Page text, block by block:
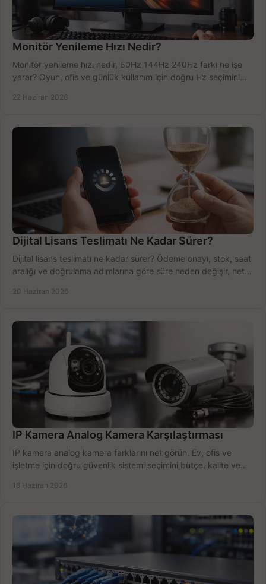
Monitör Yenileme Hızı Nedir?
Monitör yenileme hızı nedir, 60Hz 144Hz 240Hz farkı ne işe
yarar? Oyun, ofis ve günlük kullanım için doğru Hz seçimini
22 Haziran 2026
Dijital Lisans Teslimatı Ne Kadar Sürer?
Dijital lisans teslimatı ne kadar sürer? Ödeme onayı, stok, saat
aralığı ve doğrulama adımlarına göre süre neden değişir, net
20 Haziran 2026
IP Kamera Analog Kamera Karşılaştırması
IP kamera analog kamera farklarını net görün. Ev, ofis ve
işletme için doğru güvenlik sistemi seçimini bütçe, kalite ve
18 Haziran 2026